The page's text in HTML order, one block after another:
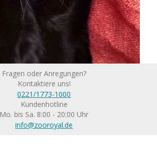
Fragen oder Anregungen?
Kontaktiere uns!
0221/1773-1000
Kundenhotline
Mo. bis Sa. 8:00 - 20:00 Uhr
info@zooroyal.de